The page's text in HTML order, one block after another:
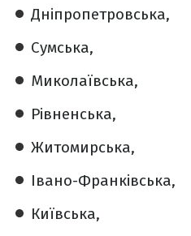
Дніпропетровська,
Сумська,
Миколаївська,
Рівненська,
Житомирська,
Івано-Франківська,
Київська,